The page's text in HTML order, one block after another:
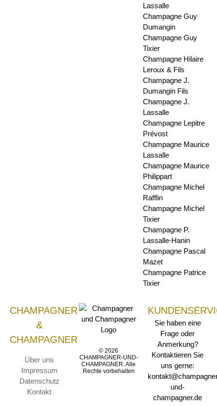
Lassalle
Champagne Guy
Dumangin
Champagne Guy
Tixier
Champagne Hilaire
Leroux & Fils
Champagne J.
Dumangin Fils
Champagne J.
Lassalle
Champagne Lepitre
Prévost
Champagne Maurice
Lassalle
Champagne Maurice
Philippart
Champagne Michel
Rafflin
Champagne Michel
Tixier
Champagne P.
Lassalle-Hanin
Champagne Pascal
Mazet
Champagne Patrice
Tixier
CHAMPAGNER
&
CHAMPAGNER
Über uns
Impressum
Datenschutz
Kontakt
© 2026
CHAMPAGNER-UND-
CHAMPAGNER. Alle
Rechte vorbehalten
Sie haben eine
Frage oder
Anmerkung?
Kontaktieren Sie
uns gerne:
und-
champagner.de